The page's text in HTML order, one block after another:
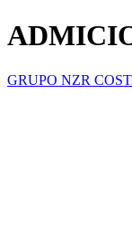
GRUPO NZR